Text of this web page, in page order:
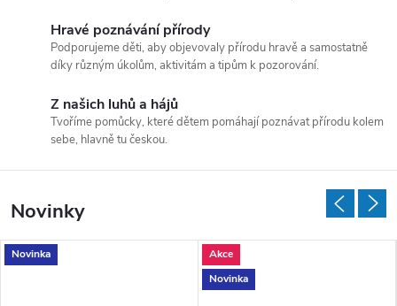
í
r
o
Hravé poznávání přírody
Podporujeme děti, aby objevovaly přírodu hravě a samostatně
díky různým úkolům, aktivitám a tipům k pozorování.
Z našich luhů a hájů
Tvoříme pomůcky, které dětem pomáhají poznávat přírodu kolem
sebe, hlavně tu českou.
Novinky
Novinka
Akce
Novinka